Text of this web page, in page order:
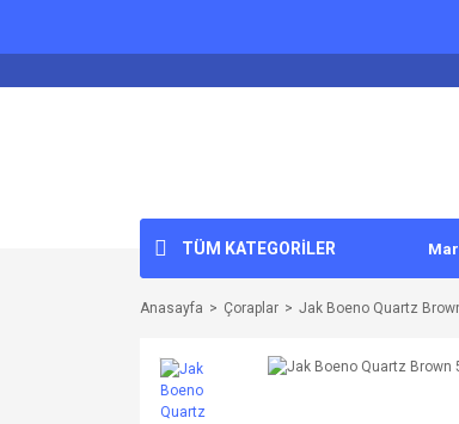
TÜM KATEGORİLER
Anasayfa Çoraplar Jak Boeno Quartz